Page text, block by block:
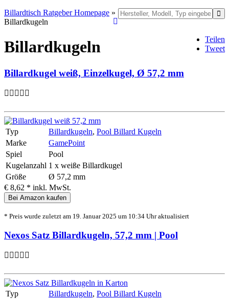
Billardtisch Ratgeber Homepage »
Billardkugeln
Teilen
Tweet
Billardkugeln
Billardkugel weiß, Einzelkugel, Ø 57,2 mm
Typ Billardkugeln, Pool Billard Kugeln
Marke
GamePoint
Spiel
Pool
Kugelanzahl 1 x weiße Billardkugel
Größe
Ø 57,2 mm
€ 8,62 * inkl. MwSt.
Bei Amazon kaufen
* Preis wurde zuletzt am 19. Januar 2025 um 10:34 Uhr aktualisiert
Nexos Satz Billardkugeln, 57,2 mm | Pool
Typ Billardkugeln, Pool Billard Kugeln